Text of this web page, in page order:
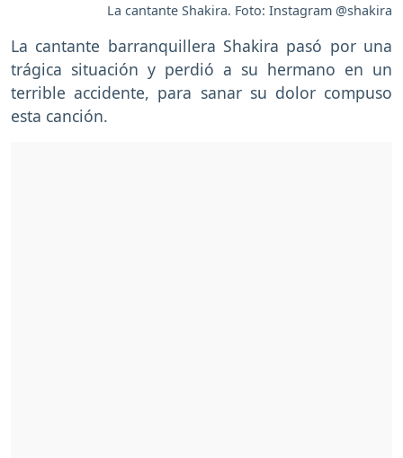
La cantante Shakira. Foto: Instagram @shakira
La cantante barranquillera Shakira pasó por una
trágica situación y perdió a su hermano en un
terrible accidente, para sanar su dolor compuso
esta canción.